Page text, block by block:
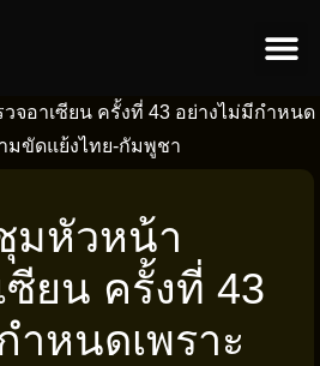
มหัวหน้า
ซียน ครั้งที่ 43
ำหนดเพราะ